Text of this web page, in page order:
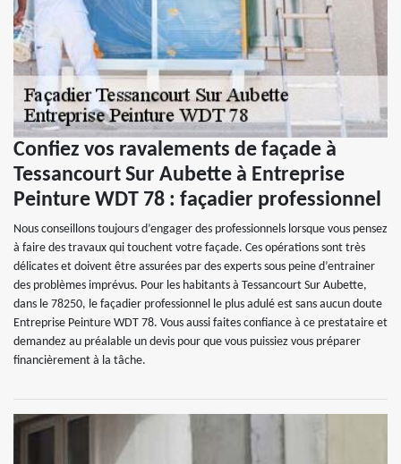
Confiez vos ravalements de façade à
Tessancourt Sur Aubette à Entreprise
Peinture WDT 78 : façadier professionnel
Nous conseillons toujours d’engager des professionnels lorsque vous pensez
à faire des travaux qui touchent votre façade. Ces opérations sont très
délicates et doivent être assurées par des experts sous peine d’entrainer
des problèmes imprévus. Pour les habitants à Tessancourt Sur Aubette,
dans le 78250, le façadier professionnel le plus adulé est sans aucun doute
Entreprise Peinture WDT 78. Vous aussi faites confiance à ce prestataire et
demandez au préalable un devis pour que vous puissiez vous préparer
financièrement à la tâche.